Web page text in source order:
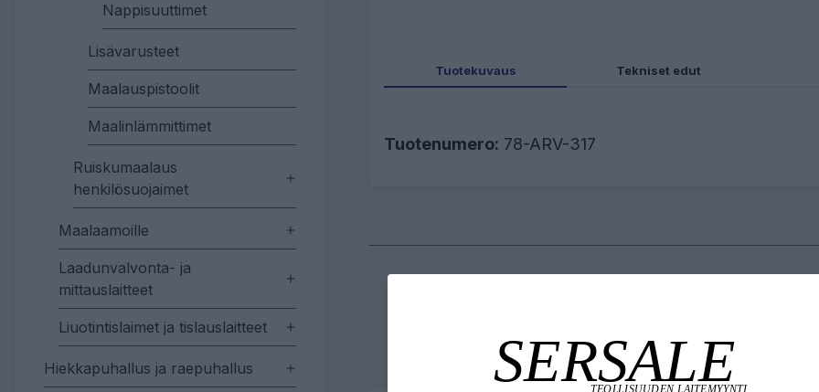
Nappisuuttimet
Lisävarusteet
Maalauspistoolit
Maalinlämmittimet
Ruiskumaalaus
henkilösuojaimet
Maalaamoille
Laadunvalvonta- ja
mittauslaitteet
Liuotintislaimet ja tislauslaitteet
Hiekkapuhallus ja raepuhallus
Tuotekuvaus Tekniset edut
Tuotenumero: 78-ARV-317